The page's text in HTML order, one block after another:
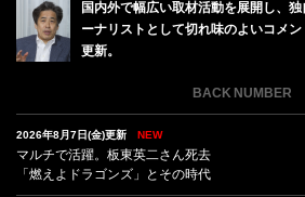
国内外で幅広い取材活動を展開し、
ーナリストとして切れ味のよいコメ
更新。
BACK NUMBER
2026年8月7日(金)更新 NEW
マルチで活躍。板東英二さん死去
「燃えよドラゴンズ」とその時代